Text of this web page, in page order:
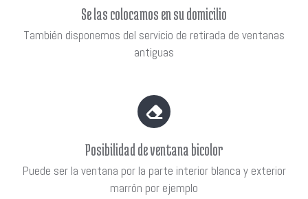
Se las colocamos en su domicilio
También disponemos del servicio de retirada de ventanas
antiguas
Posibilidad de ventana bicolor
Puede ser la ventana por la parte interior blanca y exterior
marrón por ejemplo